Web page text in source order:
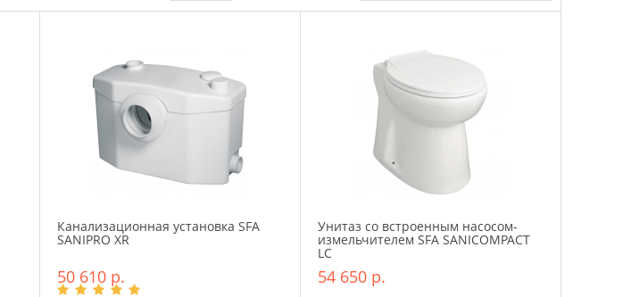
Канализационная установка SFA
SANIPRO XR
50 610 р.
Унитаз со встроенным насосом-
измельчителем SFA SANICOMPACT
LC
54 650 р.